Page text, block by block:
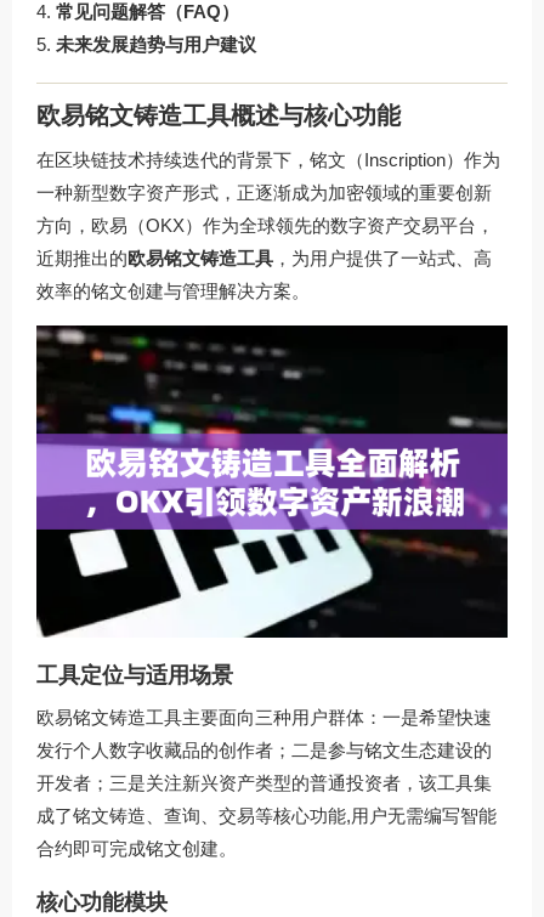
常见问题解答（FAQ）
未来发展趋势与用户建议
欧易铭文铸造工具概述与核心功能
在区块链技术持续迭代的背景下，铭文（Inscription）作为
一种新型数字资产形式，正逐渐成为加密领域的重要创新
方向，欧易（OKX）作为全球领先的数字资产交易平台，
近期推出的欧易铭文铸造工具 ，为用户提供了一站式、高
效率的铭文创建与管理解决方案。
工具定位与适用场景
欧易铭文铸造工具主要面向三种用户群体：一是希望快速
发行个人数字收藏品的创作者；二是参与铭文生态建设的
开发者；三是关注新兴资产类型的普通投资者，该工具集
成了铭文铸造、查询、交易等核心功能,用户无需编写智能
合约即可完成铭文创建。
核心功能模块